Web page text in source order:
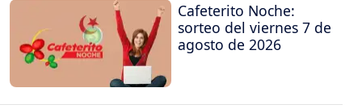
Cafeterito Noche:
sorteo del viernes 7 de
agosto de 2026